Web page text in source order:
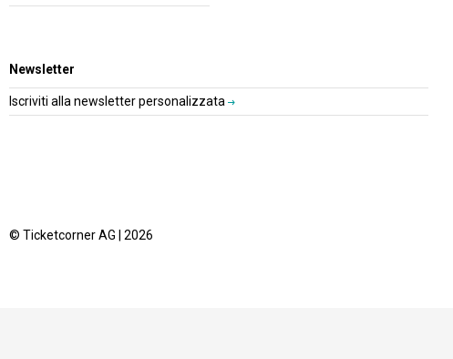
Newsletter
Iscriviti alla newsletter personalizzata
© Ticketcorner AG | 2026